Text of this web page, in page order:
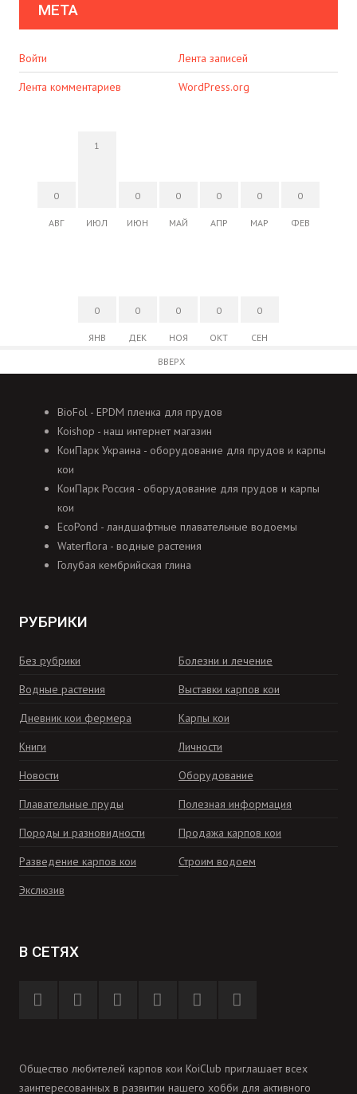
МЕТА
Войти
Лента записей
Лента комментариев
WordPress.org
0
АВГ
1
ИЮЛ
0
ИЮН
0
МАЙ
0
АПР
0
МАР
0
ФЕВ
0
ЯНВ
0
ДЕК
0
НОЯ
0
ОКТ
0
СЕН
ВВЕРХ
BioFol - EPDM пленка для прудов
Koishop - наш интернет магазин
КоиПарк Украина - оборудование для прудов и карпы
кои
КоиПарк Россия - оборудование для прудов и карпы
кои
EcoPond - ландшафтные плавательные водоемы
Waterflora - водные растения
Голубая кембрийская глина
РУБРИКИ
Без рубрики
Болезни и лечение
Водные растения
Выставки карпов кои
Дневник кои фермера
Карпы кои
Книги
Личности
Новости
Оборудование
Плавательные пруды
Полезная информация
Породы и разновидности
Продажа карпов кои
Разведение карпов кои
Строим водоем
Экслюзив
В СЕТЯХ
Общество любителей карпов кои KoiClub приглашает всех
заинтересованных в развитии нашего хобби для активного